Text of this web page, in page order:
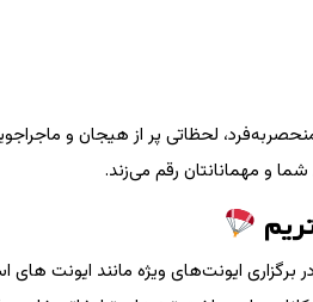
لحظاتی پر از هیجان و
و مهمانانتان رقم می‌زند.
برگزاری ایونت‌های ویژه مانند ایونت های